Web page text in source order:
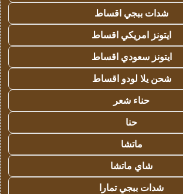
شدات ببجي اقساط
ايتونز امريكي اقساط
ايتونز سعودي اقساط
شحن يلا لودو اقساط
حناء شعر
حنا
ماتشا
شاي ماتشا
شدات ببجي تمارا